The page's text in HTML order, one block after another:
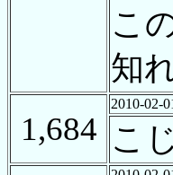
こ
知
1,684
2010-02-
こ